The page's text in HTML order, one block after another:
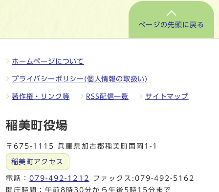
ページの先頭に戻る
ホームページについて
プライバシーポリシー(個人情報の取扱い)
著作権・リンク等 RSS配信一覧 サイトマップ
稲美町役場
〒675-1115 兵庫県加古郡稲美町国岡1-1
稲美町アクセス
電話：079-492-1212
ファックス:079-492-5162
開庁時間：午前8時30分から午後5時15分まで